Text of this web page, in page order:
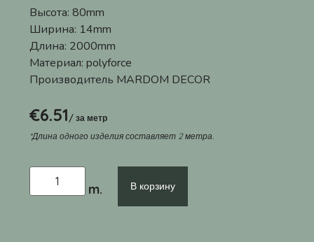
Высота: 80mm
Ширина: 14mm
Длина: 2000mm
Материал: polyforce
Производитель MARDOM DECOR
€6.51 / за метр
*Длина одного изделия составляет 2 метра.
В корзину